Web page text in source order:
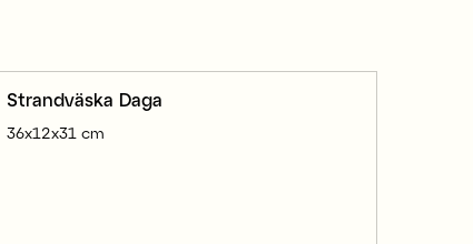
Strandväska Daga
36x12x31 cm